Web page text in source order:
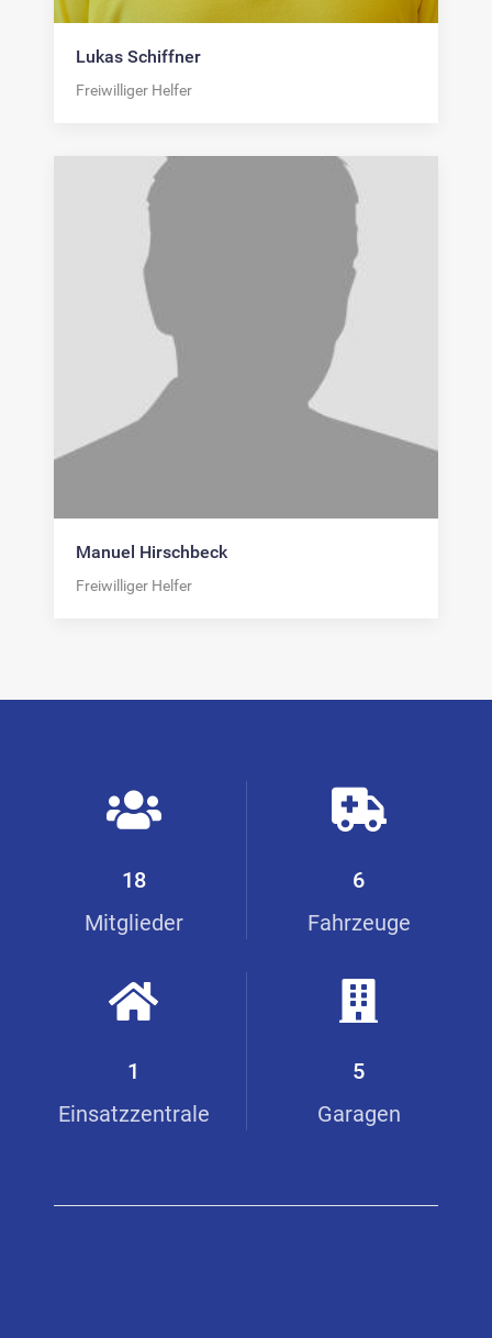
Lukas Schiffner
Freiwilliger Helfer
Manuel Hirschbeck
Freiwilliger Helfer
18
Mitglieder
6
Fahrzeuge
1
Einsatzzentrale
5
Garagen